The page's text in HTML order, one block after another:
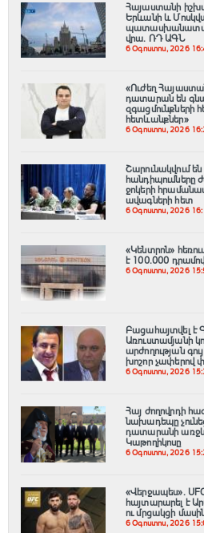
Հայաստանի
Երևանի և
վրա. ՌԴ ԱԳՆ
6 Օգոստոս, 2026
«Ուժեղ
դատարան են
զգացմունքների
հետևանքներ»
6 Օգոստոս, 2026
Շարունակվում
հանդիպումները
ջոկերի
ավագների հետ
6 Օգոստոս, 2026
«Կենտրոն»
է 100․000 դրամով
6 Օգոստոս, 2026
Բացահայտվել է
Առուստամյանի
արժողության
խոշոր չափերով
6 Օգոստոս, 2026
Հայ ժողովրդի
նախադեպը
դատարանի առջև
Կաթողիկոսը
6 Օգոստոս, 2026
«Վերջապես».
հայտարարել է
ու մրցակցի
6 Օգոստոս, 2026